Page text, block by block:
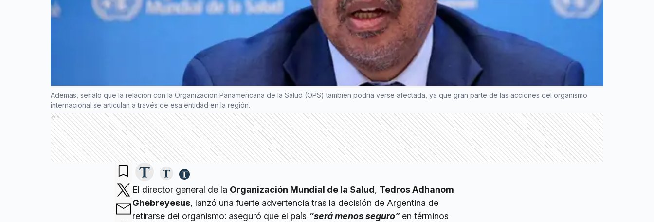
Además, señaló que la relación con la Organización Panamericana de la Salud (OPS) también podría verse afectada, ya que gran parte de las acciones del organismo
internacional se articulan a través de esa entidad en la región.
Ads
El director general de la Organización Mundial de la Salud, Tedros Adhanom
Ghebreyesus, lanzó una fuerte advertencia tras la decisión de Argentina de
retirarse del organismo: aseguró que el país “será menos seguro” en términos